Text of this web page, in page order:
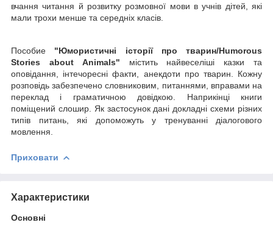
вчання читання й розвитку розмовної мови в учнів дітей, які
мали трохи менше та середніх класів.
Пособие "Юмористичні історії про тварин/Humorous
Stories
about Animals" містить найвеселіші казки та
оповідання, інтечоресні факти, анекдоти про тварин. Кожну
розповідь забезпечено словниковим, питаннями, вправами на
переклад і граматичною довідкою. Наприкінці книги
поміщений слошир. Як застосунок дані докладні схеми різних
типів питань, які допоможуть у тренуванні діалогового
мовлення.
Приховати
Характеристики
Основні